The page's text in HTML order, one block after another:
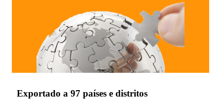
Exportado a 97 países e distritos